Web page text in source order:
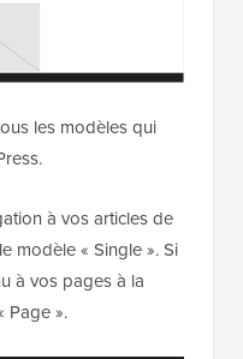
les modèles qui
à vos articles de
modèle « Single ». Si
à vos pages à la
Page ».